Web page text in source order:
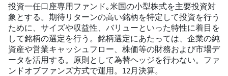
投資一任口座専用ファンド｡米国の小型株式を主要投資対
象とする。期待リターンの高い銘柄を特定して投資を行う
ために、サイズや収益性、バリューといった特性に着目を
して銘柄の選定を行う。銘柄選定にあたっては、企業の純
資産や営業キャッシュフロー、株価等の財務および市場デ
ータを活用する。原則として為替ヘッジを行わない。ファ
ンドオブファンズ方式で運用。12月決算。